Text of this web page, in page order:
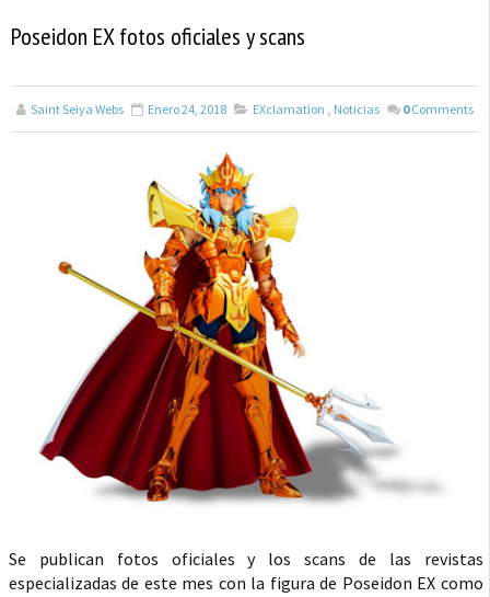
Poseidon EX fotos oficiales y scans
Saint Seiya Webs Enero 24, 2018 EXclamation , Noticias 0 Comments
Se publican fotos oficiales y los scans de las revistas
especializadas de este mes con la figura de Poseidon EX como